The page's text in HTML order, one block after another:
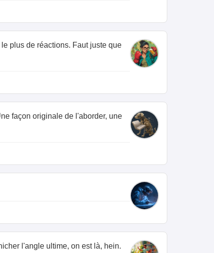
plus de réactions. Faut juste que
façon originale de l'aborder, une
l'angle ultime, on est là, hein.